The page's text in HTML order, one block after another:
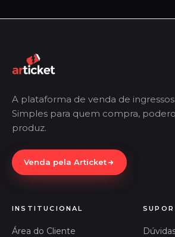
A plataforma de venda de
Simples para quem compra,
produz.
Venda pela Articket
INSTITUCIONAL
Área do Cliente